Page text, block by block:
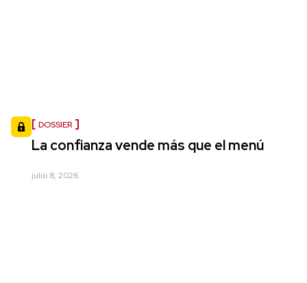
DOSSIER
La confianza vende más que el menú
julio 8, 2026